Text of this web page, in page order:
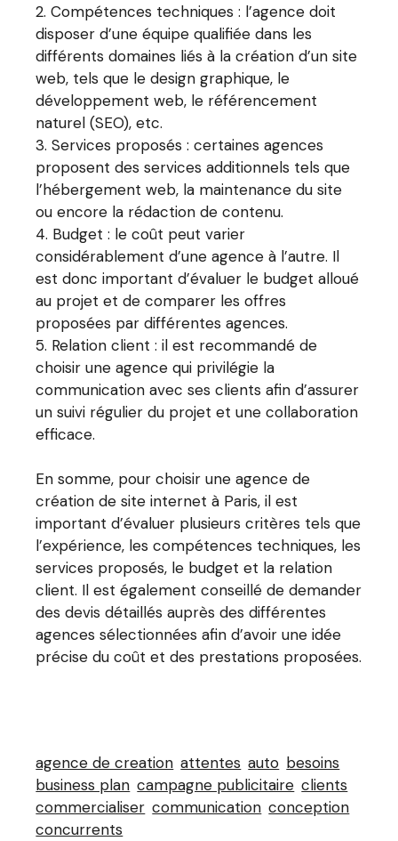
Compétences techniques : l’agence doit
disposer d’une équipe qualifiée dans les
différents domaines liés à la création d’un site
web, tels que le design graphique, le
développement web, le référencement
naturel (SEO), etc.
Services proposés : certaines agences
proposent des services additionnels tels que
l’hébergement web, la maintenance du site
ou encore la rédaction de contenu.
Budget : le coût peut varier
considérablement d’une agence à l’autre. Il
est donc important d’évaluer le budget alloué
au projet et de comparer les offres
proposées par différentes agences.
Relation client : il est recommandé de
choisir une agence qui privilégie la
communication avec ses clients afin d’assurer
un suivi régulier du projet et une collaboration
efficace.
En somme, pour choisir une agence de
création de site internet à Paris, il est
important d’évaluer plusieurs critères tels que
l’expérience, les compétences techniques, les
services proposés, le budget et la relation
client. Il est également conseillé de demander
des devis détaillés auprès des différentes
agences sélectionnées afin d’avoir une idée
précise du coût et des prestations proposées.
agence de creation attentes auto besoins
business plan campagne publicitaire clients
commercialiser communication conception
concurrents